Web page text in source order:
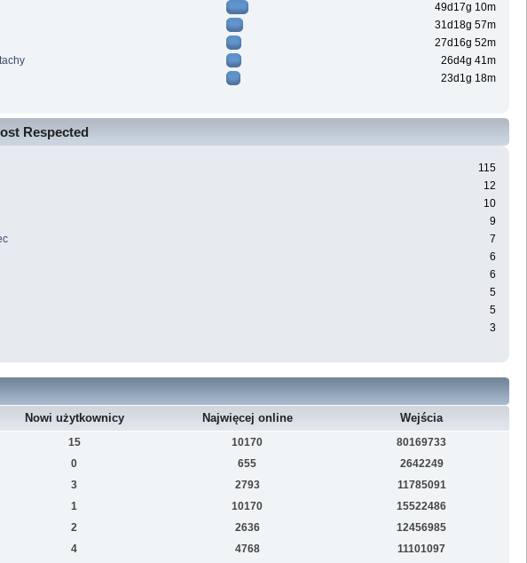
49d17g 10m
31d18g 57m
27d16g 52m
26d4g 41m
23d1g 18m
Respected
115
12
10
9
7
6
6
5
5
3
Nowi użytkownicy Najwięcej online Wejścia
15 10170
80169733
0 655
2642249
3 2793
11785091
1 10170
15522486
2 2636
12456985
4 4768
11101097